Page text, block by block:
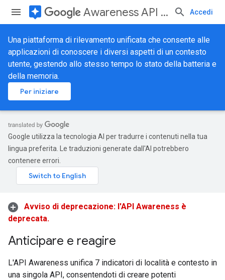
assistant Awareness API (Deprecated) Accedi
Una piattaforma di rilevamento unificata che consente alle
applicazioni di conoscere i diversi aspetti di un contesto
utente, gestendo allo stesso tempo lo stato della batteria e
della memoria.
Per iniziare
Google utilizza la tecnologia AI per tradurre i contenuti nella tua
lingua preferita. Le traduzioni generate dall'AI potrebbero
contenere errori.
Avviso di deprecazione: l'API Awareness è
deprecata.
Anticipare e reagire
L'API Awareness unifica 7 indicatori di località e contesto in
una singola API, consentendoti di creare potenti